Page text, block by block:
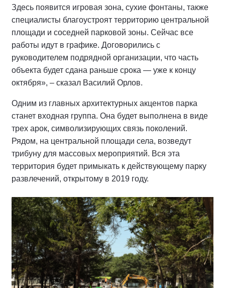
Здесь появится игровая зона, сухие фонтаны, также
специалисты благоустроят территорию центральной
площади и соседней парковой зоны. Сейчас все
работы идут в графике. Договорились с
руководителем подрядной организации, что часть
объекта будет сдана раньше срока — уже к концу
октября», – сказал Василий Орлов.
Одним из главных архитектурных акцентов парка
станет входная группа. Она будет выполнена в виде
трех арок, символизирующих связь поколений.
Рядом, на центральной площади села, возведут
трибуну для массовых мероприятий. Вся эта
территория будет примыкать к действующему парку
развлечений, открытому в 2019 году.